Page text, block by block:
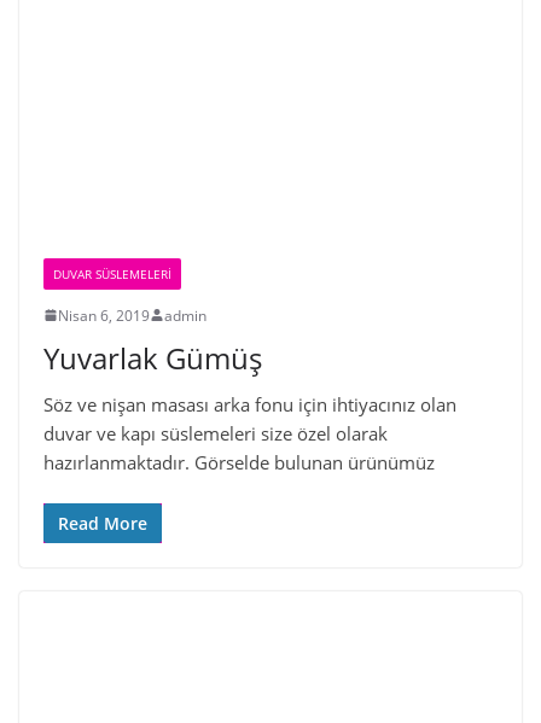
DUVAR SÜSLEMELERI
Nisan 6, 2019 admin
Yuvarlak Gümüş
Söz ve nişan masası arka fonu için ihtiyacınız olan
duvar ve kapı süslemeleri size özel olarak
hazırlanmaktadır. Görselde bulunan ürünümüz
Read More